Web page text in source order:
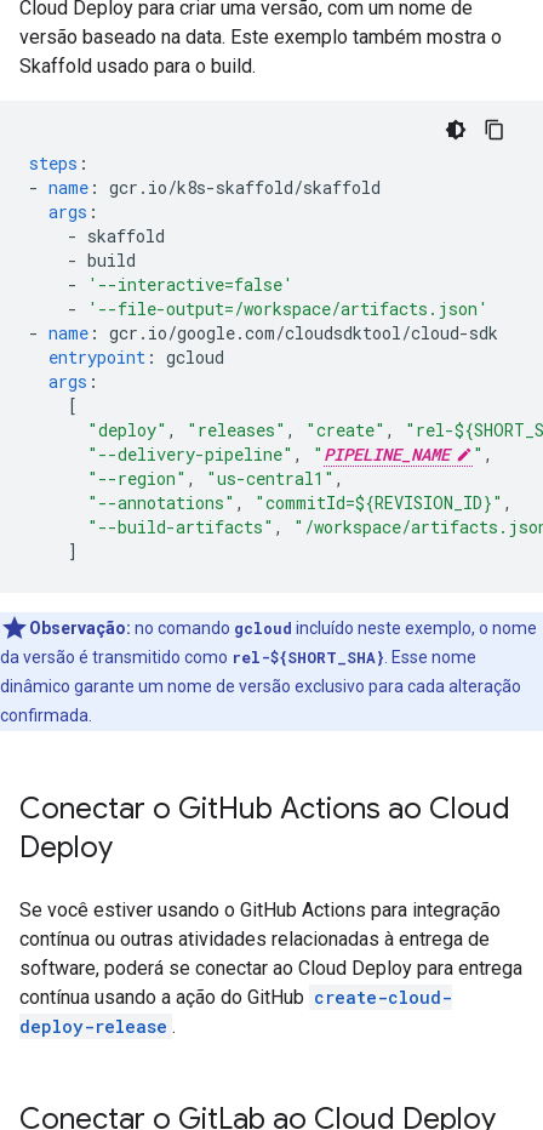
Cloud Deploy para criar uma versão, com um nome de
versão baseado na data. Este exemplo também mostra o
Skaffold usado para o build.
steps :
- name : gcr.io/k8s-skaffold/skaffold
args :
- skaffold
- build
-
'--interactive=false'
-
'--file-output=/workspace/artifacts.json'
- name : gcr.io/google.com/cloudsdktool/cloud-sdk
entrypoint : gcloud
args :
[
"deploy" , "releases" , "create" ,
"rel-
"--delivery-pipeline" , " PIPELINE_NAME " ,
"--region" , "us-central1" ,
"--annotations" , "commitId=${REVISION_ID}" ,
"--build-artifacts" ,
"/workspace/
]
Observação: no comando gcloud incluído neste exemplo, o nome
da versão é transmitido como rel-${SHORT_SHA} . Esse nome
dinâmico garante um nome de versão exclusivo para cada alteração
confirmada.
Conectar o GitHub Actions ao Cloud
Deploy
Se você estiver usando o GitHub Actions para integração
contínua ou outras atividades relacionadas à entrega de
software, poderá se conectar ao Cloud Deploy para entrega
contínua usando a ação do GitHub create-cloud-
deploy-release .
Conectar o GitLab ao Cloud Deploy